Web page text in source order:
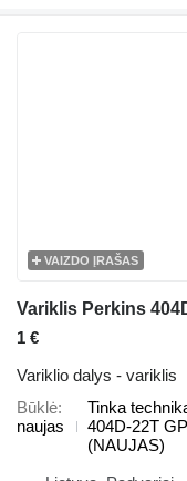
VAIZDO ĮRAŠAS
1 €
Variklio dalys - variklis
Būklė
naujas
Tinka
404D-22T
(NAUJAS)